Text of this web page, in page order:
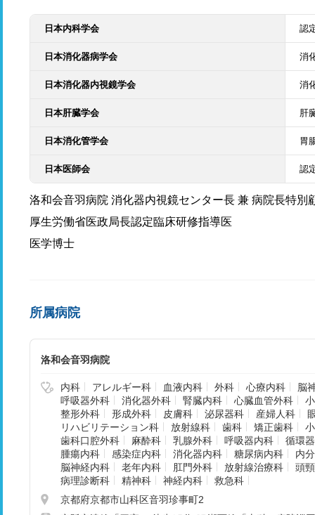
日本内科学会 認
日本消化器病学会 消
日本消化器内視鏡学会 消
日本肝臓学会 肝
日本消化管学会 胃
日本医師会 認
洛和会音羽病院 消化器内視鏡センター長 兼 病院長特別
厚生労働省医政局長認定臨床研修指導医
医学博士
所属病院
洛和会音羽病院
内科 アレルギー科 血液内科 外科 心療内科
脳
呼吸器外科
消化器外科 腎臓内科 心臓血管外科
整形外科
形成外科 皮膚科 泌尿器科 産婦人科
リハビリテーション科
放射線科 歯科 矯正歯科
歯科口腔外科
麻酔科 乳腺外科 呼吸器内科
循環
腫瘍内科
感染症内科 消化器内科 糖尿病内科
内
脳神経内科
老年内科 肛門外科 放射線治療科
頭
病理診断科
精神科 神経内科
救急科
京都府京都市山科区音羽珍事町2